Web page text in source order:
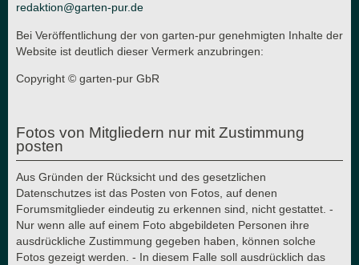
redaktion@garten-pur.de
Bei Veröffentlichung der von garten-pur genehmigten Inhalte der
Website ist deutlich dieser Vermerk anzubringen:
Copyright © garten-pur GbR
Fotos von Mitgliedern nur mit Zustimmung
posten
Aus Gründen der Rücksicht und des gesetzlichen
Datenschutzes ist das Posten von Fotos, auf denen
Forumsmitglieder eindeutig zu erkennen sind, nicht gestattet. -
Nur wenn alle auf einem Foto abgebildeten Personen ihre
ausdrückliche Zustimmung gegeben haben, können solche
Fotos gezeigt werden. - In diesem Falle soll ausdrücklich das